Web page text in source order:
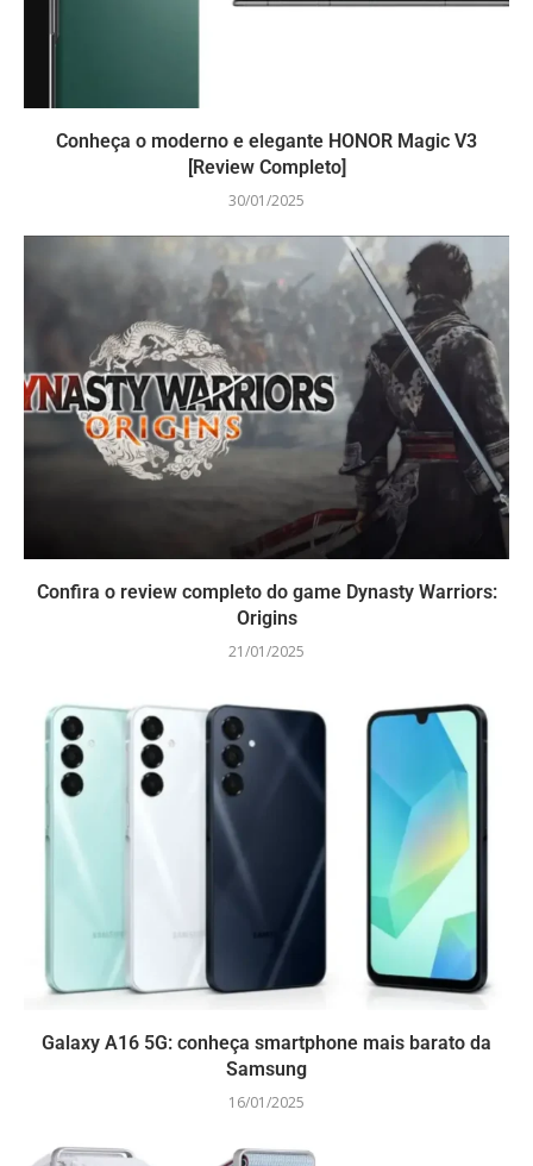
Conheça o moderno e elegante HONOR Magic V3
[Review Completo]
30/01/2025
Confira o review completo do game Dynasty Warriors:
Origins
21/01/2025
Galaxy A16 5G: conheça smartphone mais barato da
Samsung
16/01/2025